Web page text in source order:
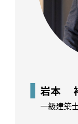
岩本
一級建築